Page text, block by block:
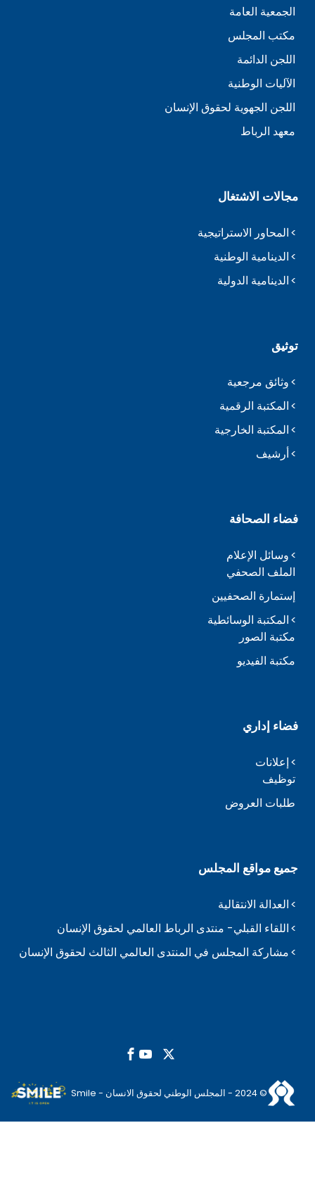
الجمعية العامة
مكتب المجلس
اللجن الدائمة
الآليات الوطنية
اللجن الجهوية لحقوق الإنسان
معهد الرباط
مجالات الاشتغال
المحاور الاستراتيجية
الدينامية الوطنية
الدينامية الدولية
توثيق
وثائق مرجعية
المكتبة الرقمية
المكتبة الخارجية
أرشيف
فضاء الصحافة
وسائل الإعلام
الملف الصحفي
إستمارة الصحفيين
المكتبة الوسائطية
مكتبة الصور
مكتبة الفيديو
فضاء إداري
إعلانات
توظيف
طلبات العروض
جميع مواقع المجلس
العدالة الانتقالية
اللقاء القبلي- منتدى الرباط العالمي لحقوق الإنسان
مشاركة المجلس في المنتدى العالمي الثالث لحقوق الإنسان
© 2024 - المجلس الوطني لحقوق الانسان - Smile